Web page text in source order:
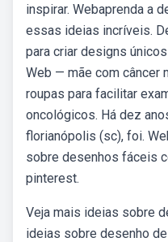
inspirar. Webaprenda a
essas ideias incríveis.
para criar designs
Web — mãe com câncer
roupas para facilitar
oncológicos. Há dez
florianópolis (sc), foi.
sobre desenhos fáceis
pinterest.
Veja mais ideias sobre
ideias sobre desenho